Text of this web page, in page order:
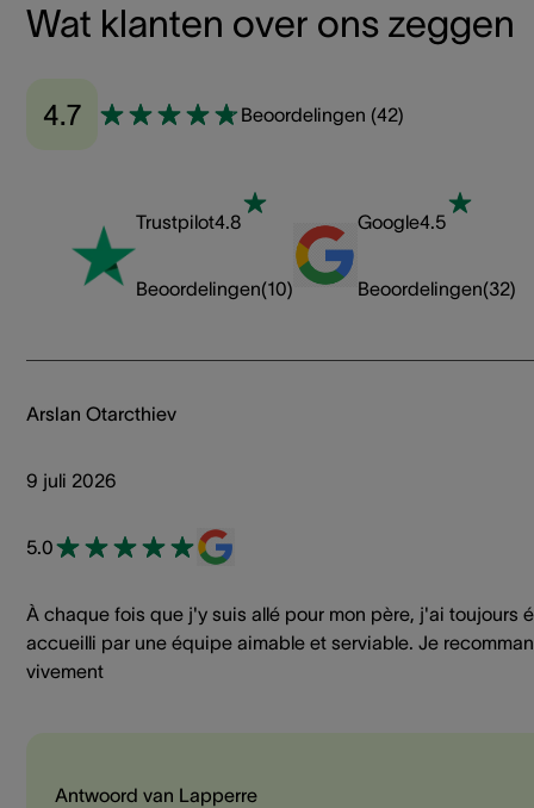
Wat klanten over ons zeggen
4.7 Beoordelingen (42)
Trustpilot4.8
Beoordelingen(10)
Google4.5
Beoordelingen(32)
Arslan Otarcthiev
9 juli 2026
5.0
À chaque fois que j'y suis allé pour mon père, j'ai toujours
accueilli par une équipe aimable et serviable. Je
vivement
Antwoord van Lapperre